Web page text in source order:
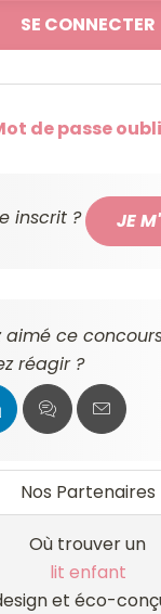
de passe
inscrit ? JE
aimé ce
réagir ?
Nos Partenaires
Où trouver un
lit enfant
et éco-